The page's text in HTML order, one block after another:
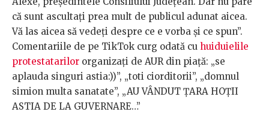
că sunt ascultați prea mult de publicul adunat aicea.
Vă las aicea să vedeți despre ce e vorba și ce spun”.
Comentariile de pe TikTok curg odată cu huiduielile
protestatarilor organizați de AUR din piață: „se
aplauda singuri astia:))”, „toti ciorditorii”, „domnul
simion multa sanatate”, „AU VÂNDUT ȚARA HOȚII
ASTIA DE LA GUVERNARE…”